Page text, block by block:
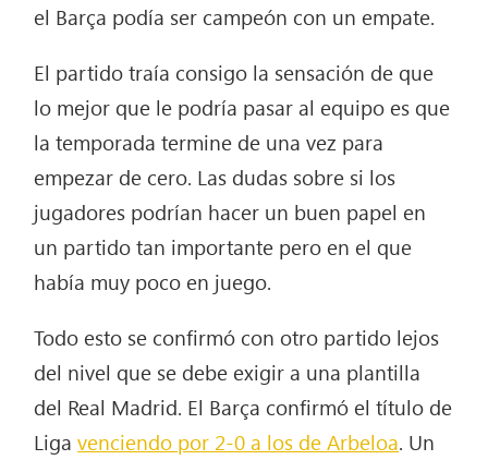
el Barça podía ser campeón con un empate.
El partido traía consigo la sensación de que
lo mejor que le podría pasar al equipo es que
la temporada termine de una vez para
empezar de cero. Las dudas sobre si los
jugadores podrían hacer un buen papel en
un partido tan importante pero en el que
había muy poco en juego.
Todo esto se confirmó con otro partido lejos
del nivel que se debe exigir a una plantilla
del Real Madrid. El Barça confirmó el título de
Ligavenciendo por 2-0 a los de Arbeloa. Un